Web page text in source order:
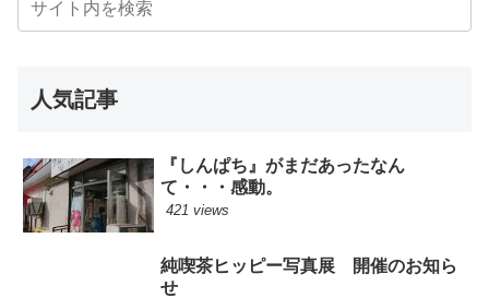
人気記事
『しんぱち』がまだあったなん
て・・・感動。
421 views
純喫茶ヒッピー写真展 開催のお知ら
せ